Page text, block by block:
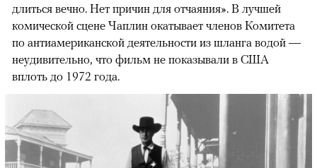
длиться вечно. Нет причин для отчаяния». В лучшей
комической сцене Чаплин окатывает членов Комитета
по антиамериканской деятельности из шланга водой —
неудивительно, что фильм не показывали в США
вплоть до 1972 года.